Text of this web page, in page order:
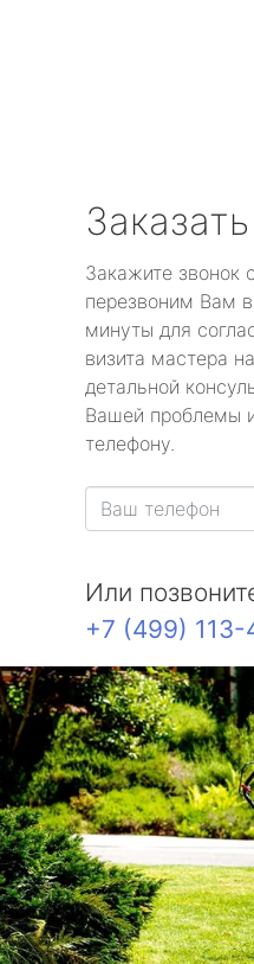
Закажите звонок
перезвоним Вам
минуты для
визита мастера
детальной
Вашей проблемы
телефону.
Или
+7 (499)